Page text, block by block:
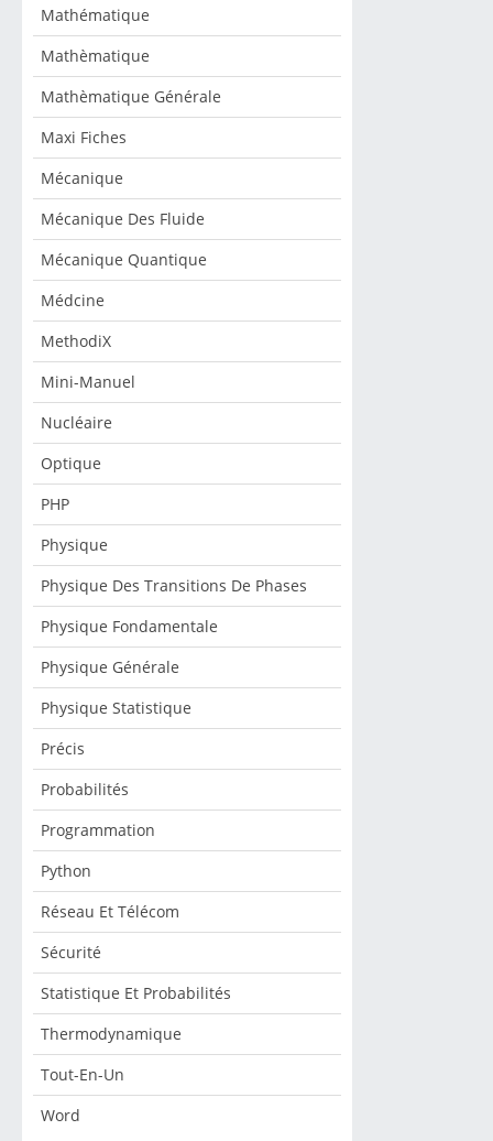
Mathématique
Mathèmatique
Mathèmatique Générale
Maxi Fiches
Mécanique
Mécanique Des Fluide
Mécanique Quantique
Médcine
MethodiX
Mini-Manuel
Nucléaire
Optique
PHP
Physique
Physique Des Transitions De Phases
Physique Fondamentale
Physique Générale
Physique Statistique
Précis
Probabilités
Programmation
Python
Réseau Et Télécom
Sécurité
Statistique Et Probabilités
Thermodynamique
Tout-En-Un
Word